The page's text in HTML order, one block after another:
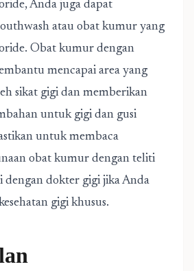
Anda juga dapat
atau obat kumur yang
Obat kumur dengan
mencapai area yang
sikat gigi dan memberikan
untuk gigi dan gusi
untuk membaca
obat kumur dengan teliti
dengan dokter gigi jika Anda
gigi khusus.